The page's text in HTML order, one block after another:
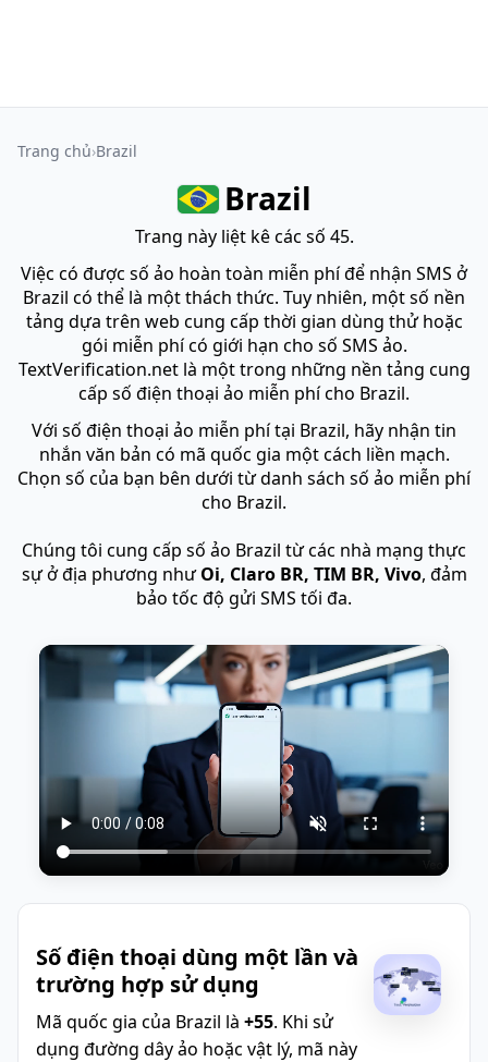
Trang chủ Brazil
Brazil
Trang này liệt kê các số 45.
Việc có được số ảo hoàn toàn miễn phí để nhận SMS ở
Brazil có thể là một thách thức. Tuy nhiên, một số nền
tảng dựa trên web cung cấp thời gian dùng thử hoặc
gói miễn phí có giới hạn cho số SMS ảo.
TextVerification.net là một trong những nền tảng cung
cấp số điện thoại ảo miễn phí cho Brazil.
Với số điện thoại ảo miễn phí tại Brazil, hãy nhận tin
nhắn văn bản có mã quốc gia một cách liền mạch.
Chọn số của bạn bên dưới từ danh sách số ảo miễn phí
cho Brazil.
Chúng tôi cung cấp số ảo Brazil từ các nhà mạng thực
sự ở địa phương nhưOi, Claro BR, TIM BR, Vivo, đảm
bảo tốc độ gửi SMS tối đa.
Số điện thoại dùng một lần và
trường hợp sử dụng
Mã quốc gia của Brazil là +55. Khi sử
dụng đường dây ảo hoặc vật lý, mã này